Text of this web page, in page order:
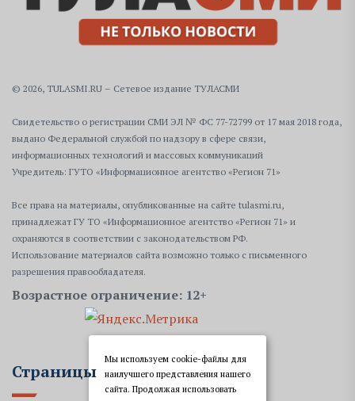
© 2026, TULASMI.RU – Сетевое издание ТУЛАСМИ
Свидетельство о регистрации СМИ ЭЛ № ФС 77-72799 от 17 мая 2018 года,
выдано Федеральной службой по надзору в сфере связи,
информационных технологий и массовых коммуникаций
Учредитель: ГУТО «Информационное агентство «Регион 71»
Все права на материалы, опубликованные на сайте tulasmi.ru,
принадлежат ГУ ТО «Информационное агентство «Регион 71» и
охраняются в соответствии с законодательством РФ.
Использование материалов сайта возможно только с письменного
разрешения правообладателя.
Возрастное ограничение: 12+
Страницы
Мы используем cookie-файлы для
наилучшего представления нашего
сайта. Продолжая использовать